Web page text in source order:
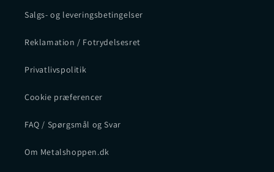
Salgs- og leveringsbetingelser
Reklamation / Fotrydelsesret
Privatlivspolitik
Cookie præferencer
FAQ / Spørgsmål og Svar
Om Metalshoppen.dk